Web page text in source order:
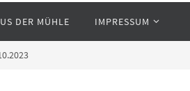
DER MÜHLE IMPRESSUM